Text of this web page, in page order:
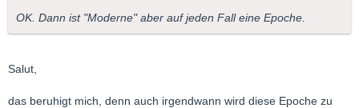
OK. Dann ist "Moderne" aber auf jeden Fall eine Epoche.
Salut,
das beruhigt mich, denn auch irgendwann wird diese Epoche zu